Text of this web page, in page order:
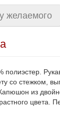
желаемого
полиэстер.
со стежком,
из
цвета.